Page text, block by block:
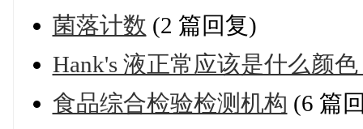
菌落计数 (2 篇回复)
Hank's 液正常应该是什么颜
食品综合检验检测机构 (6 篇